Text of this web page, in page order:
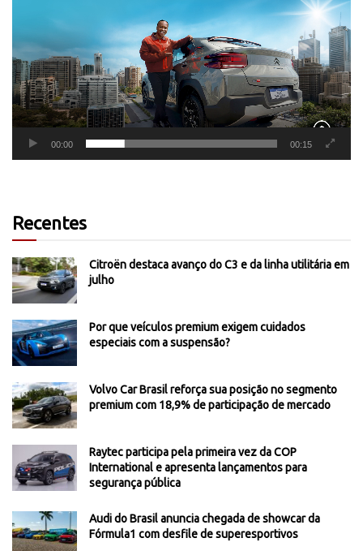
00:00 00:15
Recentes
Citroën destaca avanço do C3 e da linha utilitária em
julho
Por que veículos premium exigem cuidados
especiais com a suspensão?
Volvo Car Brasil reforça sua posição no segmento
premium com 18,9% de participação de mercado
Raytec participa pela primeira vez da COP
International e apresenta lançamentos para
segurança pública
Audi do Brasil anuncia chegada de showcar da
Fórmula1 com desfile de superesportivos